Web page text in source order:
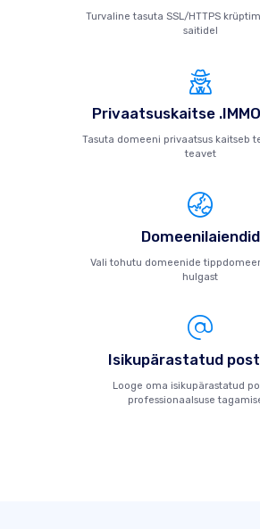
Turvaline tasuta SSL/HTTPS
saitidel
Privaatsuskaitse
Tasuta domeeni privaatsus kaitseb
teavet
Domeenilaiendid
Vali tohutu domeenide
hulgast
Isikupärastatud
Looge oma isikupärastatud
professionaalsuse